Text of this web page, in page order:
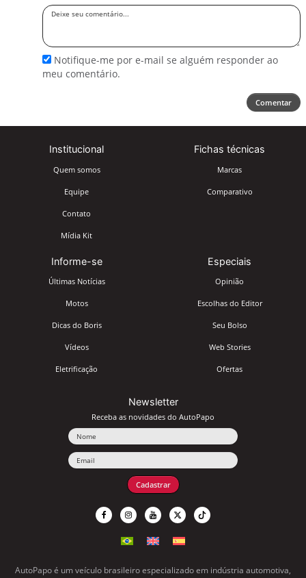
Deixe
Notifique-me por e-mail se alguém responder ao
meu comentário.
Comentar
Institucional
Quem somos
Equipe
Contato
Mídia Kit
Fichas técnicas
Marcas
Comparativo
Informe-se
Últimas Notícias
Motos
Dicas do Boris
Vídeos
Eletrificação
Especiais
Opinião
Escolhas do Editor
Seu Bolso
Web Stories
Ofertas
Newsletter
Receba as novidades do AutoPapo
Cadastrar
AutoPapo é um veículo brasileiro especializado em indústria automotiva,